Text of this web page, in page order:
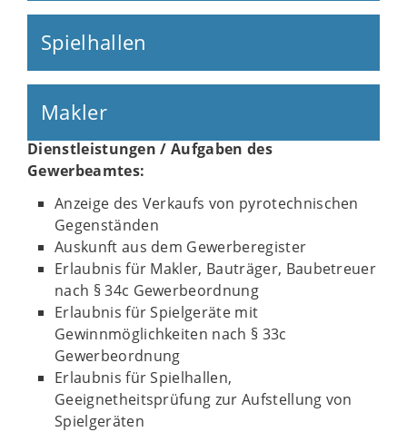
Spielhallen
Makler
Dienstleistungen / Aufgaben des
Gewerbeamtes:
Anzeige des Verkaufs von pyrotechnischen
Gegenständen
Auskunft aus dem Gewerberegister
Erlaubnis für Makler, Bauträger, Baubetreuer
nach § 34c Gewerbeordnung
Erlaubnis für Spielgeräte mit
Gewinnmöglichkeiten nach § 33c
Gewerbeordnung
Erlaubnis für Spielhallen,
Geeignetheitsprüfung zur Aufstellung von
Spielgeräten